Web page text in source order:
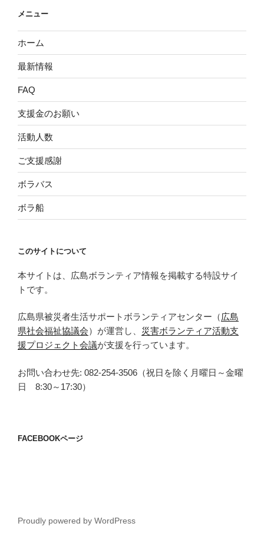
メニュー
ホーム
最新情報
FAQ
支援金のお願い
活動人数
ご支援感謝
ボラバス
ボラ船
このサイトについて
本サイトは、広島ボランティア情報を掲載する特設サイ
トです。
広島県被災者生活サポートボランティアセンター（広島
県社会福祉協議会）が運営し、 災害ボランティア活動支
援プロジェクト会議が支援を行っています。
お問い合わせ先: 082-254-3506（祝日を除く月曜日～金曜
日 8:30～17:30）
FACEBOOKページ
Proudly powered by WordPress